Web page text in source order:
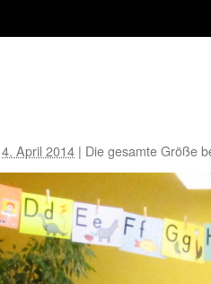
4. April 2014 | Die gesamte Größe